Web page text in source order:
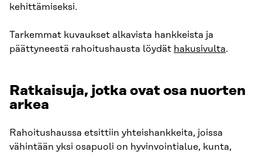
kehittämiseksi.
Tarkemmat kuvaukset alkavista hankkeista ja
päättyneestä rahoitushausta löydät hakusivulta.
Ratkaisuja, jotka ovat osa nuorten
arkea
Rahoitushaussa etsittiin yhteishankkeita, joissa
vähintään yksi osapuoli on hyvinvointialue, kunta,